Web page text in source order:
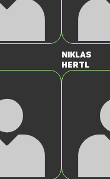
Niklas
Hertl